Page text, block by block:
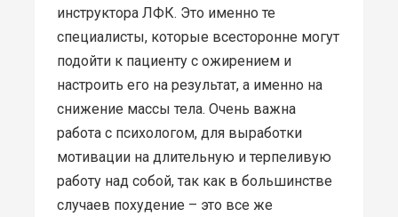
инструктора ЛФК. Это именно те
специалисты, которые всесторонне могут
подойти к пациенту с ожирением и
настроить его на результат, а именно на
снижение массы тела. Очень важна
работа с психологом, для выработки
мотивации на длительную и терпеливую
работу над собой, так как в большинстве
случаев похудение – это все же